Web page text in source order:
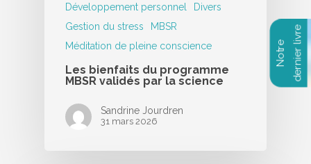
Développement personnel
Divers
Gestion du stress
MBSR
Méditation de pleine conscience
Les bienfaits du programme
MBSR validés par la science
Sandrine Jourdren
31 mars 2026